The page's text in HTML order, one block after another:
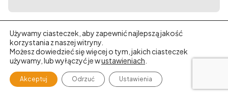
Salon meblowy Art Plus
ul. Kwiatkowskiego 12, 39-400 Tarnobrzeg
15 8234862
882 071 020
apsalon@artplus.com.pl
Pon - Pt: 10:00 – 18:00
Używamy ciasteczek, aby zapewnić najlepszą jakość
korzystania z naszej witryny.
Możesz dowiedzieć się więcej o tym, jakich ciasteczek
używamy, lub wyłączyć je wustawieniach
Akceptuj Odrzuć Ustawienia